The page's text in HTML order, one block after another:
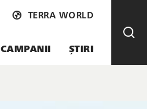
CAMPANII ȘTIRI
TERRA WORLD